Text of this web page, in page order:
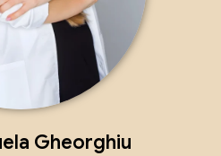
Gheorghiu